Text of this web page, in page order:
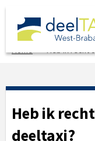
Home > Heb ik recht
Heb ik
deeltaxi?